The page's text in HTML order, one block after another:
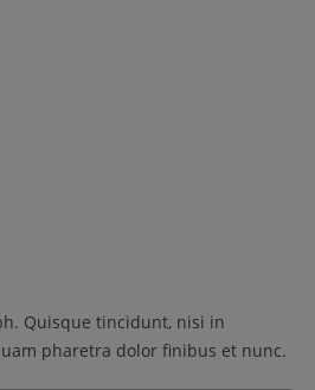
Quisque tincidunt, nisi in
pharetra dolor finibus et nunc.